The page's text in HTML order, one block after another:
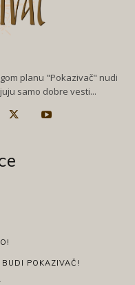
planu "Pokazivač" nudi
samo dobre vesti...
POKAZIVAČ!